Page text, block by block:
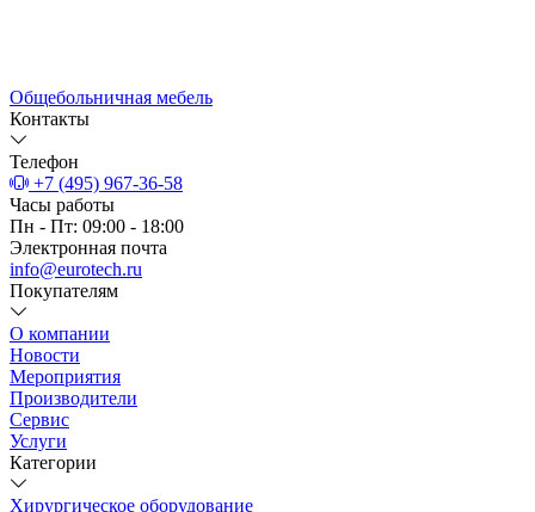
Общебольничная мебель
Контакты
Телефон
+7 (495) 967-36-58
Часы работы
Пн - Пт: 09:00 - 18:00
Электронная почта
info@eurotech.ru
Покупателям
О компании
Новости
Мероприятия
Производители
Сервис
Услуги
Категории
Хирургическое оборудование